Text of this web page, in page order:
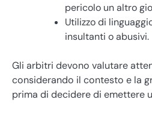
pericolo un altro
Utilizzo di
insultanti o abusivi.
Gli arbitri devono valutare
considerando il contesto e la
prima di decidere di emettere